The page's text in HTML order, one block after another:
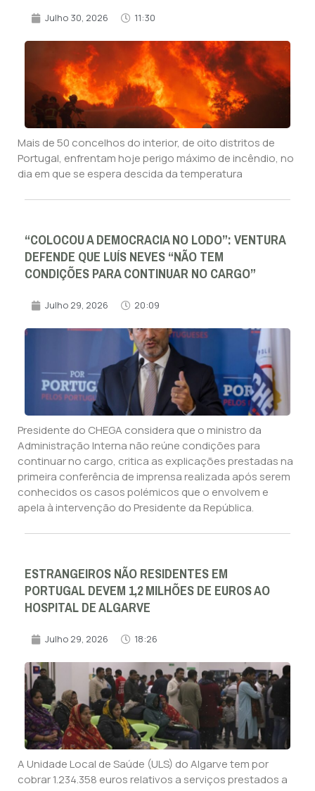
Julho 30, 2026 11:30
Mais de 50 concelhos do interior, de oito distritos de
Portugal, enfrentam hoje perigo máximo de incêndio, no
dia em que se espera descida da temperatura
“COLOCOU A DEMOCRACIA NO LODO”: VENTURA
DEFENDE QUE LUÍS NEVES “NÃO TEM
CONDIÇÕES PARA CONTINUAR NO CARGO”
Julho 29, 2026 20:09
Presidente do CHEGA considera que o ministro da
Administração Interna não reúne condições para
continuar no cargo, critica as explicações prestadas na
primeira conferência de imprensa realizada após serem
conhecidos os casos polémicos que o envolvem e
apela à intervenção do Presidente da República.
ESTRANGEIROS NÃO RESIDENTES EM
PORTUGAL DEVEM 1,2 MILHÕES DE EUROS AO
HOSPITAL DE ALGARVE
Julho 29, 2026 18:26
A Unidade Local de Saúde (ULS) do Algarve tem por
cobrar 1.234.358 euros relativos a serviços prestados a